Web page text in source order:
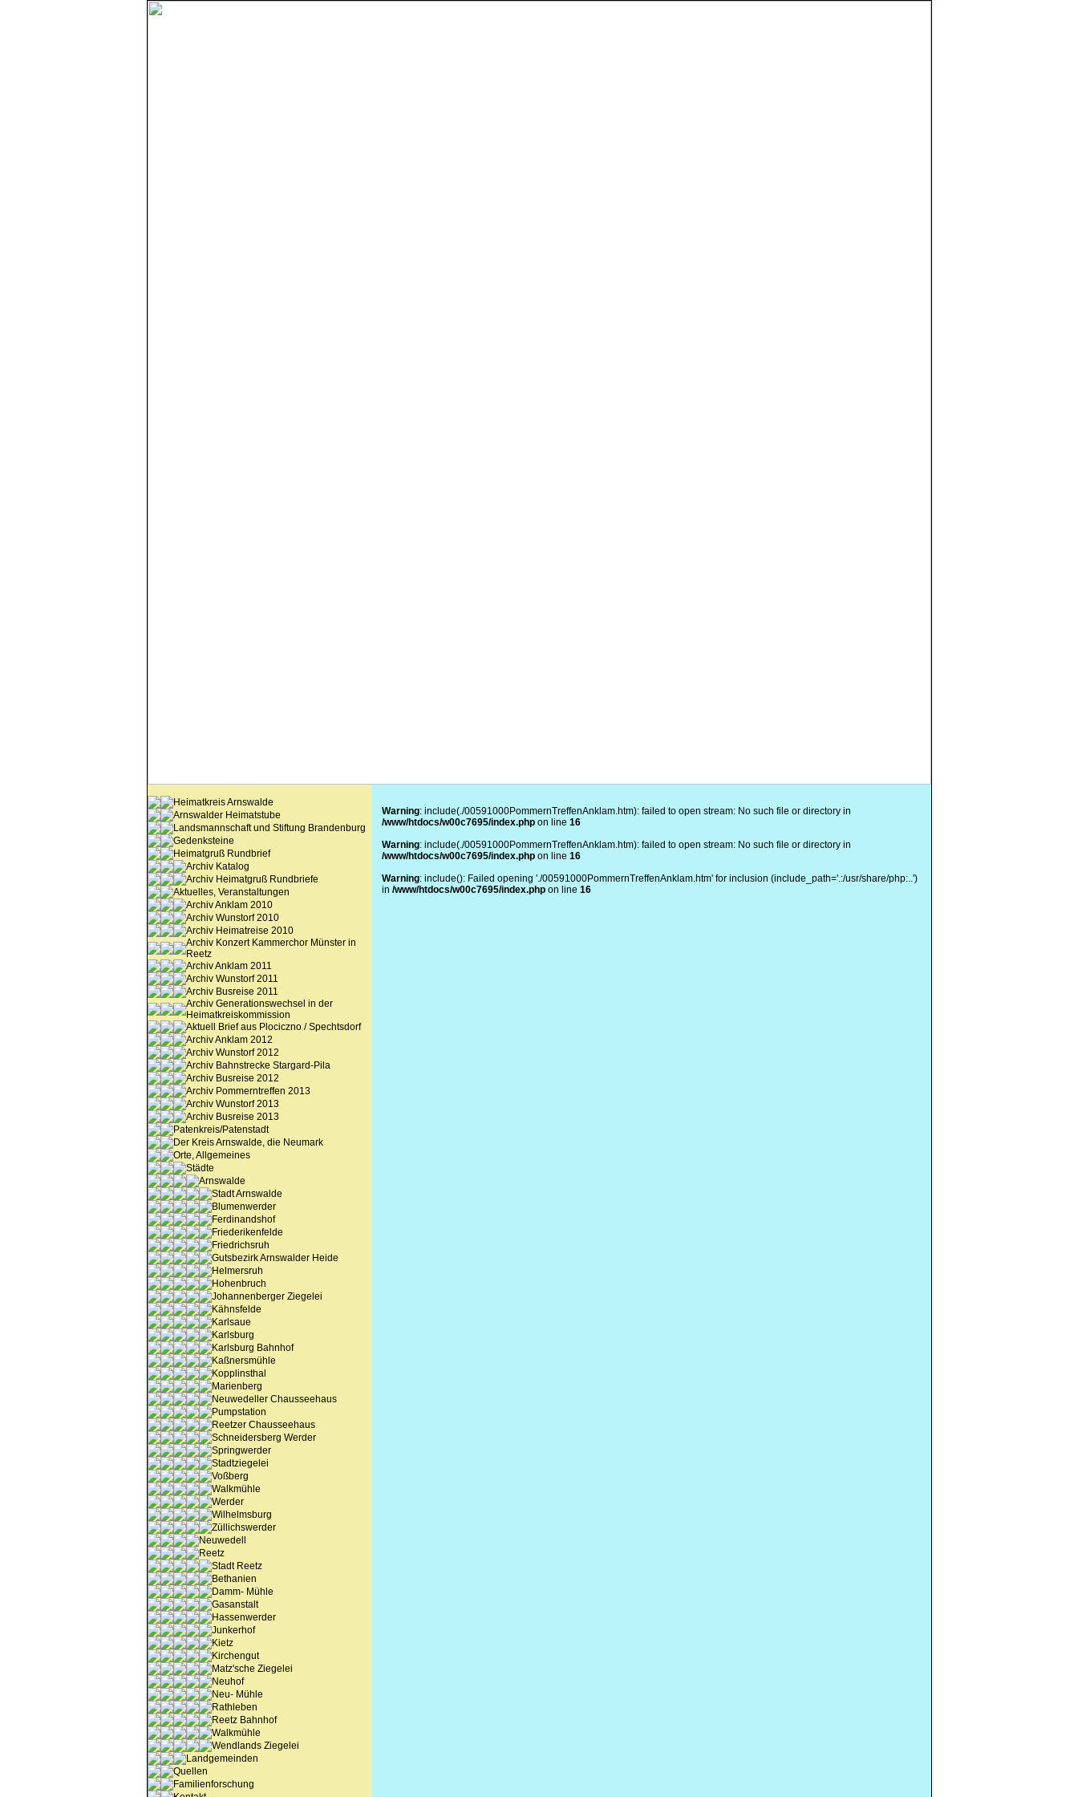
Heimatkreis Arnswalde
Arnswalder Heimatstube
Landsmannschaft und Stiftung Brandenburg
Gedenksteine
Heimatgruß Rundbrief
Archiv Katalog
Archiv Heimatgruß Rundbriefe
Aktuelles, Veranstaltungen
Archiv Anklam 2010
Archiv Wunstorf 2010
Archiv Heimatreise 2010
Archiv Konzert Kammerchor Münster in
Reetz
Archiv Anklam 2011
Archiv Wunstorf 2011
Archiv Busreise 2011
Archiv Generationswechsel in der
Heimatkreiskommission
Aktuell Brief aus Plociczno / Spechtsdorf
Archiv Anklam 2012
Archiv Wunstorf 2012
Archiv Bahnstrecke Stargard-Pila
Archiv Busreise 2012
Archiv Pommerntreffen 2013
Archiv Wunstorf 2013
Archiv Busreise 2013
Patenkreis/Patenstadt
Der Kreis Arnswalde, die Neumark
Orte, Allgemeines
Städte
Arnswalde
Stadt Arnswalde
Blumenwerder
Ferdinandshof
Friederikenfelde
Friedrichsruh
Gutsbezirk Arnswalder Heide
Helmersruh
Hohenbruch
Johannenberger Ziegelei
Kähnsfelde
Karlsaue
Karlsburg
Karlsburg Bahnhof
Kaßnersmühle
Kopplinsthal
Marienberg
Neuwedeller Chausseehaus
Pumpstation
Reetzer Chausseehaus
Schneidersberg Werder
Springwerder
Stadtziegelei
Voßberg
Walkmühle
Werder
Wilhelmsburg
Züllichswerder
Neuwedell
Reetz
Stadt Reetz
Bethanien
Damm- Mühle
Gasanstalt
Hassenwerder
Junkerhof
Kietz
Kirchengut
Matz'sche Ziegelei
Neuhof
Neu- Mühle
Rathleben
Reetz Bahnhof
Walkmühle
Wendlands Ziegelei
Landgemeinden
Quellen
Familienforschung
Warning: include(./00591000PommernTreffenAnklam.htm): failed to open stream: No such file or directory in
/www/htdocs/w00c7695/index.phpon line 16
Warning: include(./00591000PommernTreffenAnklam.htm): failed to open stream: No such file or directory in
/www/htdocs/w00c7695/index.phpon line 16
Warning: include(): Failed opening './00591000PommernTreffenAnklam.htm' for inclusion (include_path='.:/usr/share/php:..')
in /www/htdocs/w00c7695/index.phpon line 16